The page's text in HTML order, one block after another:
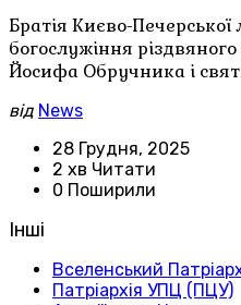
Братія Києво-
богослужіння
Йосифа Обручника і
від News
28 Грудня, 2025
2 хв Читати
0 Поширили
Інші
Вселенський
Патріархія УПЦ (ПЦУ)